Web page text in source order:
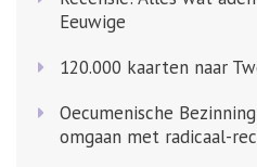
Eeuwige
120.000 kaarten naar
Oecumenische
omgaan met radicaal-